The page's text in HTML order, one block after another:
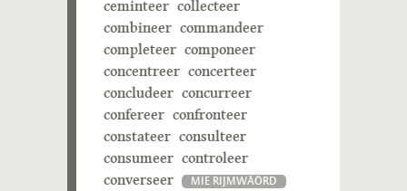
ceminteer collecteer
combineer commandeer
completeer componeer
concentreer concerteer
concludeer concurreer
confereer confronteer
constateer consulteer
consumeer controleer
converseer
MIE RIJMWÄÖRD